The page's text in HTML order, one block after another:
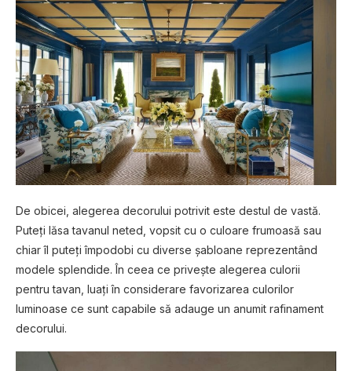
De obicei, alegerea decorului potrivit este destul de vastă.
Puteți lăsa tavanul neted, vopsit cu o culoare frumoasă sau
chiar îl puteți împodobi cu diverse șabloane reprezentând
modele splendide. În ceea ce privește alegerea culorii
pentru tavan, luați în considerare favorizarea culorilor
luminoase ce sunt capabile să adauge un anumit rafinament
decorului.